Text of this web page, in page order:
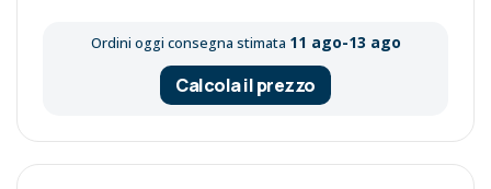
Ordini oggi consegna stimata 11 ago-13 ago
Calcola il prezzo